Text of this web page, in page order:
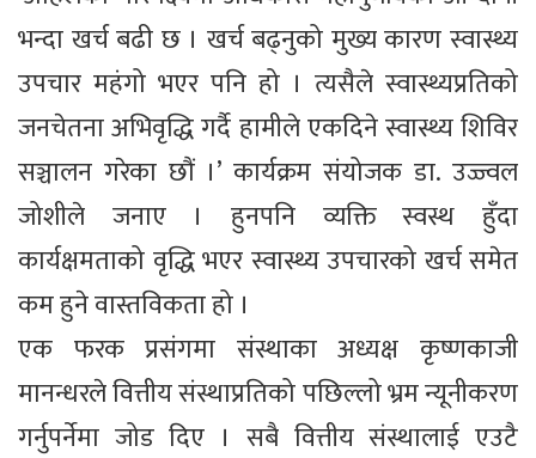
भन्दा खर्च बढी छ । खर्च बढ्नुको मुख्य कारण स्वास्थ्य
उपचार महंगो भएर पनि हो । त्यसैले स्वास्थ्यप्रतिको
जनचेतना अभिवृद्धि गर्दै हामीले एकदिने स्वास्थ्य शिविर
सञ्चालन गरेका छौं ।’ कार्यक्रम संयोजक डा. उज्ज्वल
जोशीले जनाए । हुनपनि व्यक्ति स्वस्थ हुँदा
कार्यक्षमताको वृद्धि भएर स्वास्थ्य उपचारको खर्च समेत
कम हुने वास्तविकता हो ।
एक फरक प्रसंगमा संस्थाका अध्यक्ष कृष्णकाजी
मानन्धरले वित्तीय संस्थाप्रतिको पछिल्लो भ्रम न्यूनीकरण
गर्नुपर्नेमा जोड दिए । सबै वित्तीय संस्थालाई एउटै